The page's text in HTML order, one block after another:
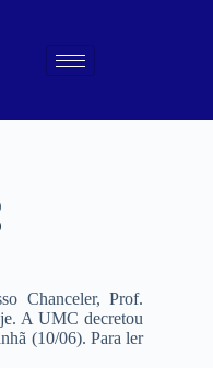
Chanceler, Prof.
A UMC decretou
(10/06). Para ler